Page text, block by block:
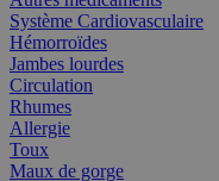
Système Cardiovasculaire
Hémorroïdes
Jambes lourdes
Circulation
Rhumes
Allergie
Toux
Maux de gorge